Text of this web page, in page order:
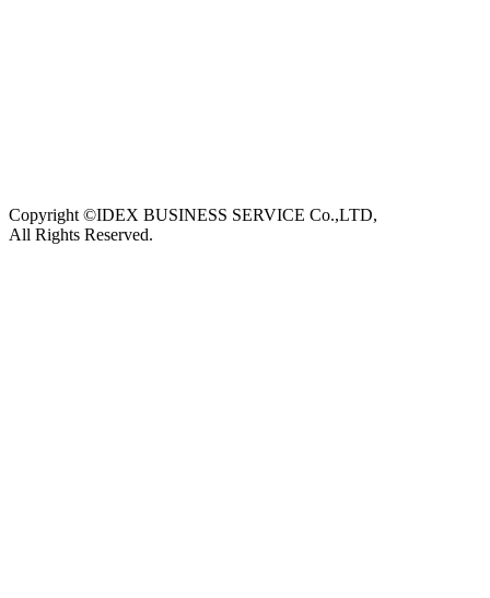
Copyright ©IDEX BUSINESS SERVICE Co.,LTD,
All Rights Reserved.